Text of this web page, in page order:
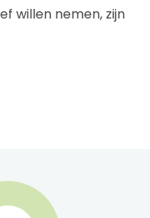
willen nemen, zijn